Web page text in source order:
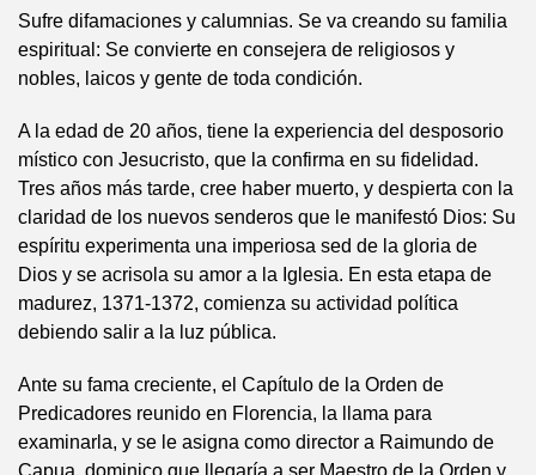
Sufre difamaciones y calumnias. Se va creando su familia
espiritual: Se convierte en consejera de religiosos y
nobles, laicos y gente de toda condición.
A la edad de 20 años, tiene la experiencia del desposorio
místico con Jesucristo, que la confirma en su fidelidad.
Tres años más tarde, cree haber muerto, y despierta con la
claridad de los nuevos senderos que le manifestó Dios: Su
espíritu experimenta una imperiosa sed de la gloria de
Dios y se acrisola su amor a la Iglesia. En esta etapa de
madurez, 1371-1372, comienza su actividad política
debiendo salir a la luz pública.
Ante su fama creciente, el Capítulo de la Orden de
Predicadores reunido en Florencia, la llama para
examinarla, y se le asigna como director a Raimundo de
Capua, dominico que llegaría a ser Maestro de la Orden y